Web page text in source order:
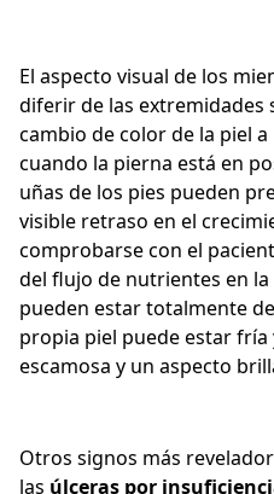
El aspecto visual de los
diferir de las extremidades
cambio de color de la piel
cuando la pierna está en
uñas de los pies pueden
visible retraso en el
comprobarse con el
del flujo de nutrientes en la
pueden estar totalmente
propia piel puede estar
escamosa y un aspecto
Otros signos más
las úlceras por